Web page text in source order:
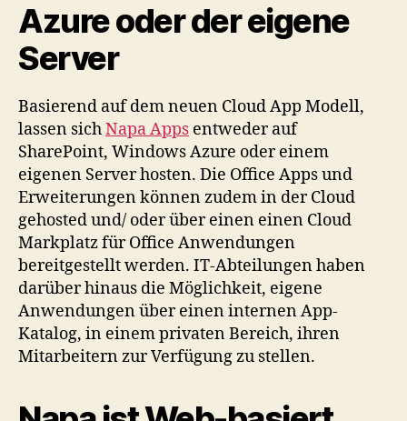
Azure oder der eigene
Server
Basierend auf dem neuen Cloud App Modell,
lassen sichNapa Apps entweder auf
SharePoint, Windows Azure oder einem
eigenen Server hosten. Die Office Apps und
Erweiterungen können zudem in der Cloud
gehosted und/ oder über einen einen Cloud
Markplatz für Office Anwendungen
bereitgestellt werden. IT-Abteilungen haben
darüber hinaus die Möglichkeit, eigene
Anwendungen über einen internen App-
Katalog, in einem privaten Bereich, ihren
Mitarbeitern zur Verfügung zu stellen.